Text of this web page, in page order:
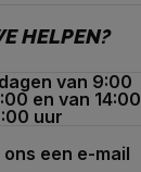
HELPEN?
van 9:00
en van 14:00
uur
een e-mail